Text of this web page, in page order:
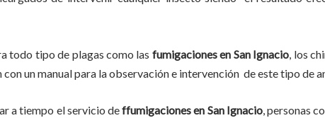
todo tipo de plagas como las fumigacionesen San Ignacio , los
con un manual para la observación e intervención de este tipo de
a tiempo el servicio deffumigaciones en San Ignacio, personas